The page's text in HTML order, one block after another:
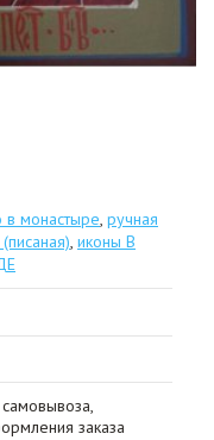
в монастыре, ручная
, иконы В
заказа